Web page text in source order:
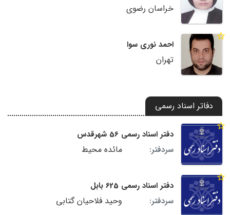
خراسان رضوی
احمد نوری سوا
تهران
دفاتر اسناد رسمی
دفتر اسناد رسمی 56 شهرقدس
سردفتر:
مائده محیط
دفتر اسناد رسمی 625 بابل
سردفتر:
وحید فلاحیان گتابی